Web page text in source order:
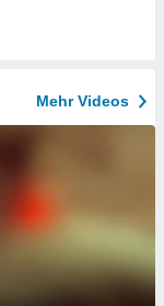
Mehr Videos